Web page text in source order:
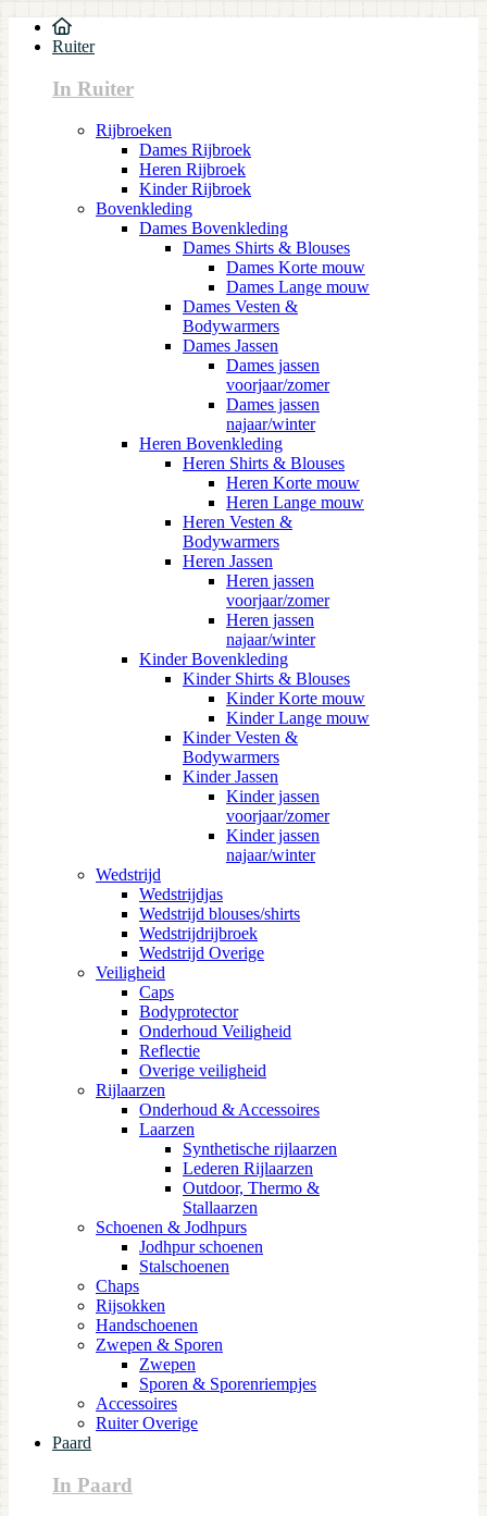
Ruiter
In Ruiter
Rijbroeken
Dames Rijbroek
Heren Rijbroek
Kinder Rijbroek
Bovenkleding
Dames Bovenkleding
Dames Shirts & Blouses
Dames Korte mouw
Dames Lange mouw
Dames Vesten &
Bodywarmers
Dames Jassen
Dames jassen
voorjaar/zomer
Dames jassen
najaar/winter
Heren Bovenkleding
Heren Shirts & Blouses
Heren Korte mouw
Heren Lange mouw
Heren Vesten &
Bodywarmers
Heren Jassen
Heren jassen
voorjaar/zomer
Heren jassen
najaar/winter
Kinder Bovenkleding
Kinder Shirts & Blouses
Kinder Korte mouw
Kinder Lange mouw
Kinder Vesten &
Bodywarmers
Kinder Jassen
Kinder jassen
voorjaar/zomer
Kinder jassen
najaar/winter
Wedstrijd
Wedstrijdjas
Wedstrijd blouses/shirts
Wedstrijdrijbroek
Wedstrijd Overige
Veiligheid
Caps
Bodyprotector
Onderhoud Veiligheid
Reflectie
Overige veiligheid
Rijlaarzen
Onderhoud & Accessoires
Laarzen
Synthetische rijlaarzen
Lederen Rijlaarzen
Outdoor, Thermo &
Stallaarzen
Schoenen & Jodhpurs
Jodhpur schoenen
Stalschoenen
Chaps
Rijsokken
Handschoenen
Zwepen & Sporen
Zwepen
Sporen & Sporenriempjes
Accessoires
Ruiter Overige
Paard
In Paard